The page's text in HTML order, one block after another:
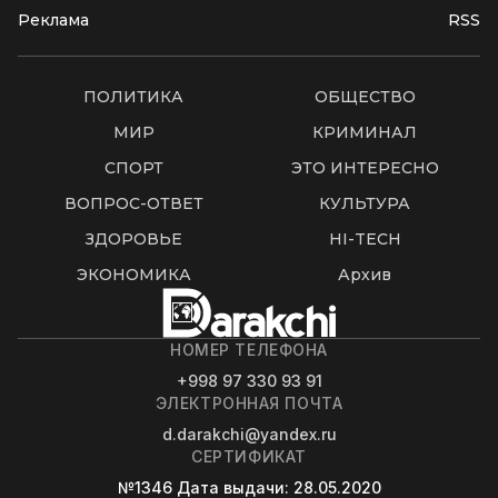
Реклама RSS
ПОЛИТИКА
ОБЩЕСТВО
МИР
КРИМИНАЛ
СПОРТ
ЭТО ИНТЕРЕСНО
ВОПРОС-ОТВЕТ
КУЛЬТУРА
ЗДОРОВЬЕ
HI-TECH
ЭКОНОМИКА
Архив
НОМЕР ТЕЛЕФОНА
+998 97 330 93 91
ЭЛЕКТРОННАЯ ПОЧТА
d.darakchi@yandex.ru
СЕРТИФИКАТ
№1346 Дата выдачи: 28.05.2020